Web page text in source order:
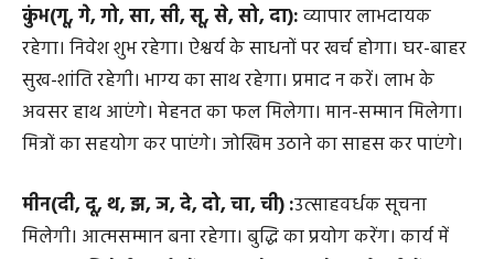
कुंभ(गू, गे, गो, सा, सी, सू, से, सो, दा):व्यापार लाभदायक
रहेगा। निवेश शुभ रहेगा। ऐश्वर्य के साधनों पर खर्च होगा। घर-बाहर
सुख-शांति रहेगी। भाग्य का साथ रहेगा। प्रमाद न करें। लाभ के
अवसर हाथ आएंगे। मेहनत का फल मिलेगा। मान-सम्मान मिलेगा।
मित्रों का सहयोग कर पाएंगे। जोखिम उठाने का साहस कर पाएंगे।
मीन(दी, दू, थ, झ, ञ, दे, दो, चा, ची) :उत्साहवर्धक सूचना
मिलेगी। आत्मसम्मान बना रहेगा। बुद्धि का प्रयोग करेंग। कार्य में